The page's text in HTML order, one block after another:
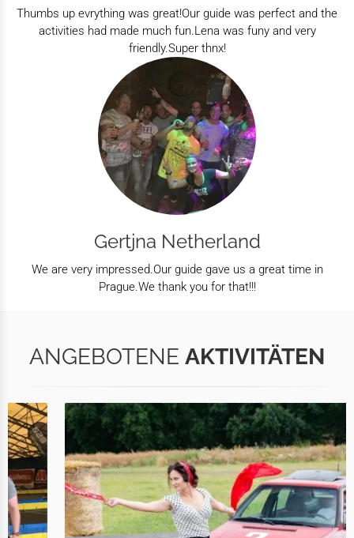
Thumbs up evrything was great!Our guide was perfect and the
activities had made much fun.Lena was funy and very
friendly.Super thnx!
Gertjna Netherland
We are very impressed.Our guide gave us a great time in
Prague.We thank you for that!!!
ANGEBOTENE AKTIVITÄTEN